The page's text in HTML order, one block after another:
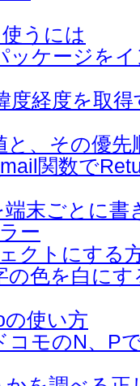
うには
ッケージを
度経度を取得
と、その優先
関数で
末ごとに書
ー
クトにする
の色を白に
使い方
コモのN、P